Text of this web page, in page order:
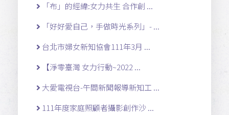
「布」的經緯:女力共生 合作創 ...
「好好愛自己，手做時光系列」- ...
台北市婦女新知協會111年3月 ...
【淨零臺灣 女力行動~2022 ...
大愛電視台-午間新聞報導新知工 ...
111年度家庭照顧者攝影創作沙 ...